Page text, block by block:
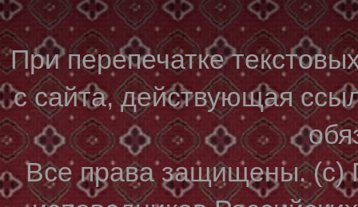
При перепечатке
с сайта, действующая
Все права защищены. (с)